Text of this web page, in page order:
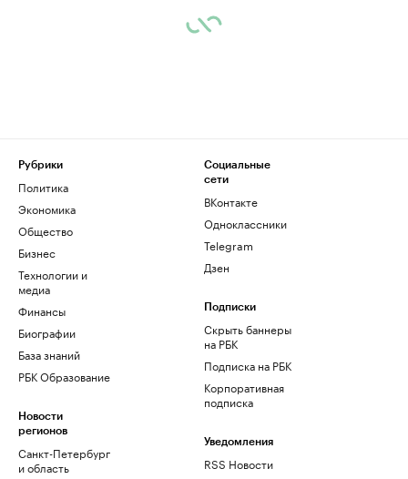
Рубрики
Политика
Экономика
Общество
Бизнес
Технологии и
медиа
Финансы
Биографии
База знаний
РБК Образование
Новости
регионов
Санкт-Петербург
и область
Социальные
сети
ВКонтакте
Одноклассники
Telegram
Дзен
Подписки
Скрыть баннеры
на РБК
Подписка на РБК
Корпоративная
подписка
Уведомления
RSS Новости